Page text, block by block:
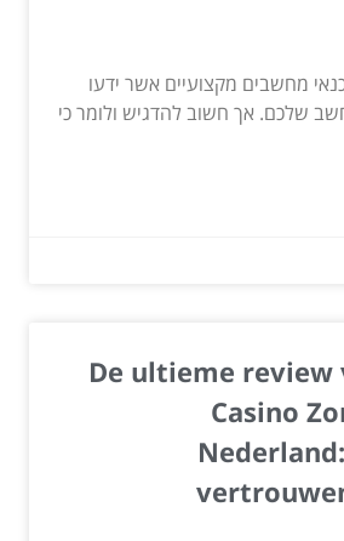
מחשבים מקצועיים אשר ידעו
שלכם. אך חשוב להדגיש ולומר כי
De ultieme review
Casino